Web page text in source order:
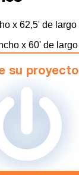
x 62,5' de largo
x 60' de largo
su proyecto